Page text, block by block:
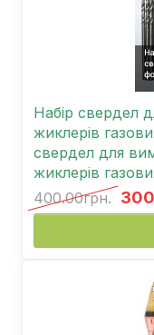
Набір свердел
жиклерів
свердел для
жиклерів
400.00грн.